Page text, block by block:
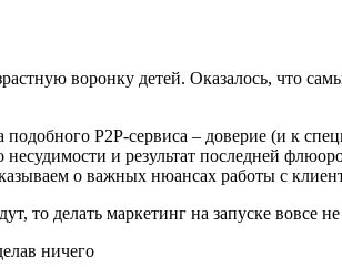
воронку детей. Оказалось, что
подобного P2P-сервиса – доверие (и к
и результат последней
о важных нюансах работы с
то делать маркетинг на запуске вовсе не